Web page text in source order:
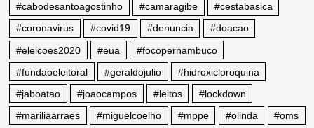
#cabodesantoagostinho
#camaragibe
#cestabasica
#coronavirus
#covid19 #denuncia
#doacao
#eleicoes2020
#eua
#focopernambuco
#fundaoeleitoral
#geraldojulio
#hidroxicloroquina
#jaboatao
#joaocampos #leitos
#lockdown
#mariliaarraes
#miguelcoelho #mppe #olinda
#oms